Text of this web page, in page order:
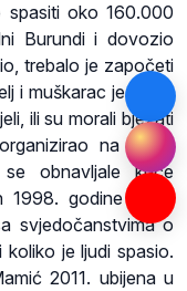
oko 160.000
Burundi i dovozio
trebalo je započeti
i muškarac je glava
ili su morali bježati
na nivou
obnavljale kuće
godine zbog
svjedočanstvima o
je ljudi spasio.
2011. ubijena u